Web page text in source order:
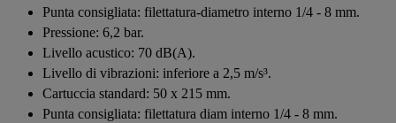
Punta consigliata: filettatura-diametro interno 1/4 - 8 mm.
Pressione: 6,2 bar.
Livello acustico: 70 dB(A).
Livello di vibrazioni: inferiore a 2,5 m/s³.
Cartuccia standard: 50 x 215 mm.
Punta consigliata: filettatura diam interno 1/4 - 8 mm.